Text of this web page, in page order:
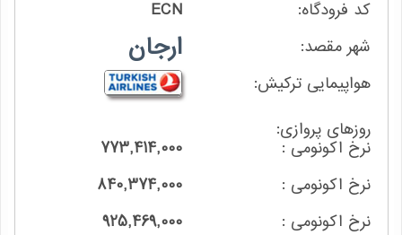
ECN
ارجان
773,414,000
840,374,000
925,469,000